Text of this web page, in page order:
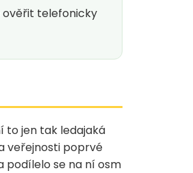
ověřit telefonicky
to jen tak ledajaká
veřejnosti poprvé
podílelo se na ní osm